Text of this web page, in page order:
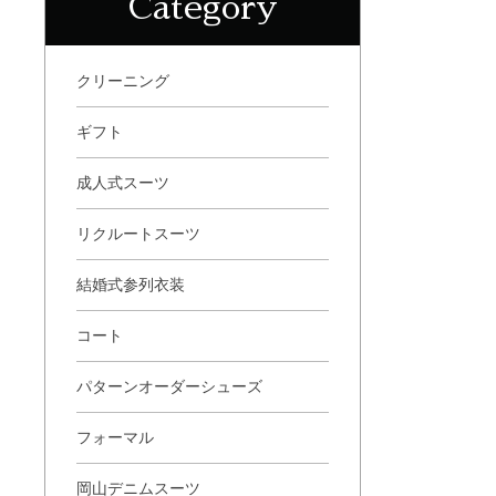
Category
クリーニング
ギフト
成人式スーツ
リクルートスーツ
結婚式参列衣装
コート
パターンオーダーシューズ
フォーマル
岡山デニムスーツ